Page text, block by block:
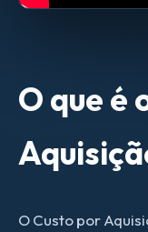
O que é
O Custo por